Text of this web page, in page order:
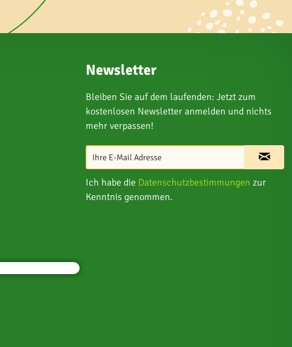
Newsletter
Bleiben Sie auf dem laufenden: Jetzt zum
kostenlosen Newsletter anmelden und nichts
mehr verpassen!
Ich habe die Datenschutzbestimmungen zur
Kenntnis genommen.